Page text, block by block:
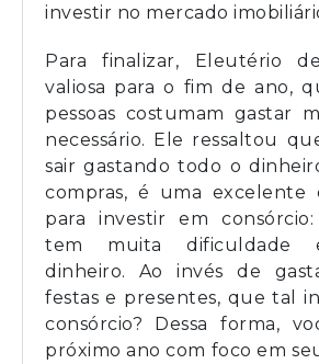
investir no mercado
Para finalizar, Eleutério
valiosa para o fim de ano,
pessoas costumam gastar
necessário. Ele ressaltou
sair gastando todo o
compras, é uma excelente
para investir em consórcio:
tem muita dificuldade
dinheiro. Ao invés de
festas e presentes, que tal
consórcio? Dessa forma,
próximo ano com foco em